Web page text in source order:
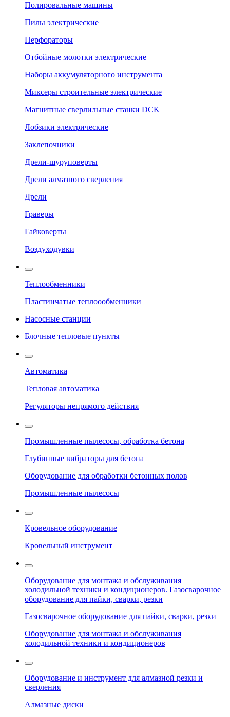
Полировальные машины
Пилы электрические
Перфораторы
Отбойные молотки электрические
Наборы аккумуляторного инструмента
Миксеры строительные электрические
Магнитные сверлильные станки DCK
Лобзики электрические
Заклепочники
Дрели-шуруповерты
Дрели алмазного сверления
Дрели
Граверы
Гайковерты
Воздуходувки
Теплообменники
Пластинчатые теплоообменники
Насосные станции
Блочные тепловые пункты
Автоматика
Тепловая автоматика
Регуляторы непрямого действия
Промышленные пылесосы, обработка бетона
Глубинные вибраторы для бетона
Оборудование для обработки бетонных полов
Промышленные пылесосы
Кровельное оборудование
Кровельный инструмент
Оборудование для монтажа и обслуживания
холодильной техники и кондиционеров. Газосварочное
оборудование для пайки, сварки, резки
Газосварочное оборудование для пайки, сварки, резки
Оборудование для монтажа и обслуживания
холодильной техники и кондиционеров
Оборудование и инструмент для алмазной резки и
сверления
Алмазные диски